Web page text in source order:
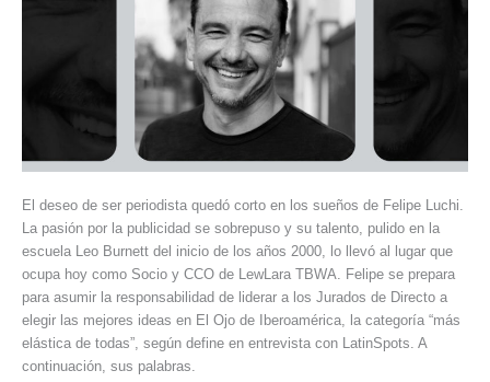
El deseo de ser periodista quedó corto en los sueños de Felipe Luchi.
La pasión por la publicidad se sobrepuso y su talento, pulido en la
escuela Leo Burnett del inicio de los años 2000, lo llevó al lugar que
ocupa hoy como Socio y CCO de LewLara TBWA. Felipe se prepara
para asumir la responsabilidad de liderar a los Jurados de Directo a
elegir las mejores ideas en El Ojo de Iberoamérica, la categoría “más
elástica de todas”, según define en entrevista con LatinSpots. A
continuación, sus palabras.